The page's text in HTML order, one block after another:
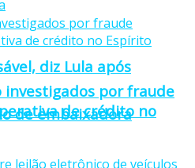
diz Lula após
de embaixadora
por fraude
de crédito no